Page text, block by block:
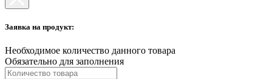
Заявка на продукт:
Необходимое количество данного товара
Обязательно для заполнения